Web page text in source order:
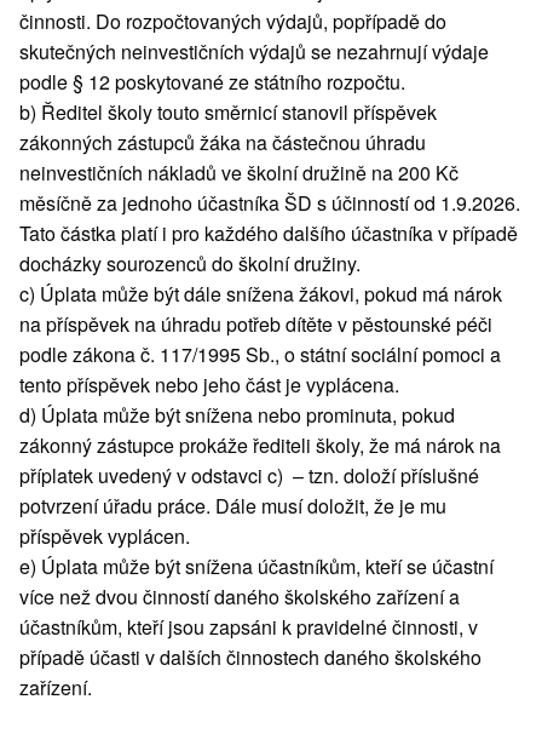
činnosti. Do rozpočtovaných výdajů, popřípadě do
skutečných neinvestičních výdajů se nezahrnují výdaje
podle § 12 poskytované ze státního rozpočtu.
b) Ředitel školy touto směrnicí stanovil příspěvek
zákonných zástupců žáka na částečnou úhradu
neinvestičních nákladů ve školní družině na 200 Kč
měsíčně za jednoho účastníka ŠD s účinností od 1.9.2026.
Tato částka platí i pro každého dalšího účastníka v případě
docházky sourozenců do školní družiny.
c) Úplata může být dále snížena žákovi, pokud má nárok
na příspěvek na úhradu potřeb dítěte v pěstounské péči
podle zákona č. 117/1995 Sb., o státní sociální pomoci a
tento příspěvek nebo jeho část je vyplácena.
d) Úplata může být snížena nebo prominuta, pokud
zákonný zástupce prokáže řediteli školy, že má nárok na
příplatek uvedený v odstavci c) – tzn. doloží příslušné
potvrzení úřadu práce. Dále musí doložit, že je mu
příspěvek vyplácen.
e) Úplata může být snížena účastníkům, kteří se účastní
více než dvou činností daného školského zařízení a
účastníkům, kteří jsou zapsáni k pravidelné činnosti, v
případě účasti v dalších činnostech daného školského
zařízení.